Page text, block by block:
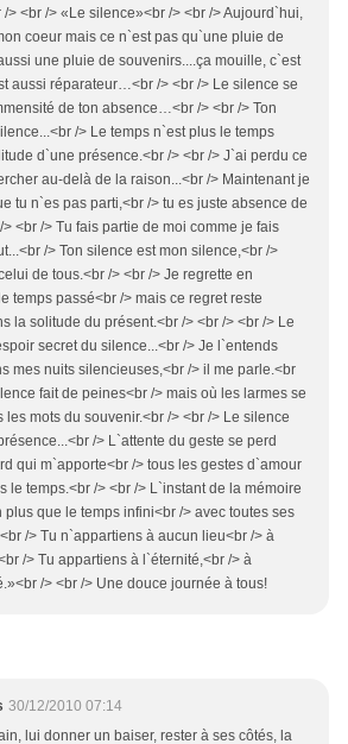
> <br /> «Le silence»<br /> <br /> Aujourd`hui,
coeur mais ce n`est pas qu`une pluie de
une pluie de souvenirs....ça mouille, c`est
aussi réparateur…<br /> <br /> Le silence se
de ton absence…<br /> <br /> Ton
/> Le temps n`est plus le temps
d`une présence.<br /> <br /> J`ai perdu ce
au-delà de la raison...<br /> Maintenant je
tu n`es pas parti,<br /> tu es juste absence de
<br /> Tu fais partie de moi comme je fais
/> Ton silence est mon silence,<br />
de tous.<br /> <br /> Je regrette en
temps passé<br /> mais ce regret reste
la solitude du présent.<br /> <br /> <br /> Le
secret du silence...<br /> Je l`entends
mes nuits silencieuses,<br /> il me parle.<br
fait de peines<br /> mais où les larmes se
les mots du souvenir.<br /> <br /> Le silence
/> L`attente du geste se perd
qui m`apporte<br /> tous les gestes d`amour
le temps.<br /> <br /> L`instant de la mémoire
plus que le temps infini<br /> avec toutes ses
/> Tu n`appartiens à aucun lieu<br /> à
/> Tu appartiens à l`éternité,<br /> à
/> <br /> Une douce journée à tous!
30/12/2010 07:14
lui donner un baiser, rester à ses côtés, la